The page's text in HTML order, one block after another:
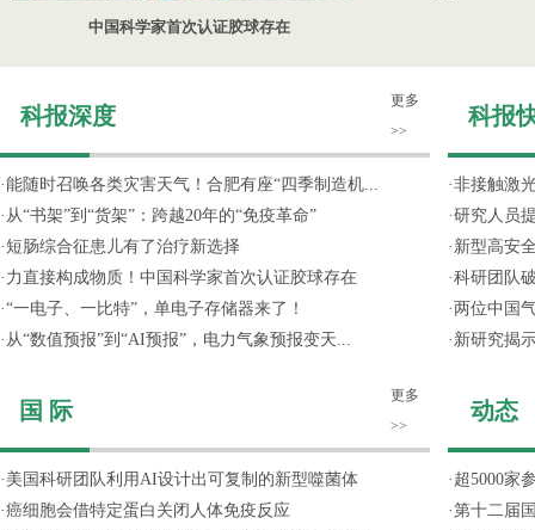
中国科学家首次认证胶球存在
科报深度
更多
>>
·能随时召唤各类灾害天气！合肥有座“四季制造机...
· 从“书架”到“货架”：跨越20年的“免疫革命”
· 短肠综合征患儿有了治疗新选择
· 力直接构成物质！中国科学家首次认证胶球存在
·“一电子、一比特”，单电子存储器来了！
· 从“数值预报”到“AI预报”，电力气象预报变天...
国 际
更多
>>
· 美国科研团队利用AI设计出可复制的新型噬菌体
·癌细胞会借特定蛋白关闭人体免疫反应
科报
·非接触激
·研究人员
· 新型高安
·科研团队
· 两位中国
· 新研究揭
动态
· 超5000家
·第十二届